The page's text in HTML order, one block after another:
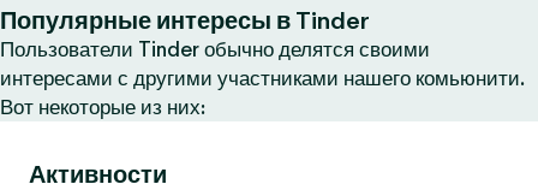
Популярные интересы в Tinder
Пользователи Tinder обычно делятся своими
интересами с другими участниками нашего комьюнити.
Вот некоторые из них:
Активности